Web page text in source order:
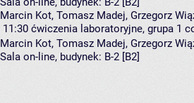
Marcin Kot, Tomasz Madej, Grzegorz
11:30 ćwiczenia laboratoryjne, grupa 1
Marcin Kot, Tomasz Madej, Grzegorz
Sala on-line, budynek: B-2 [B2]